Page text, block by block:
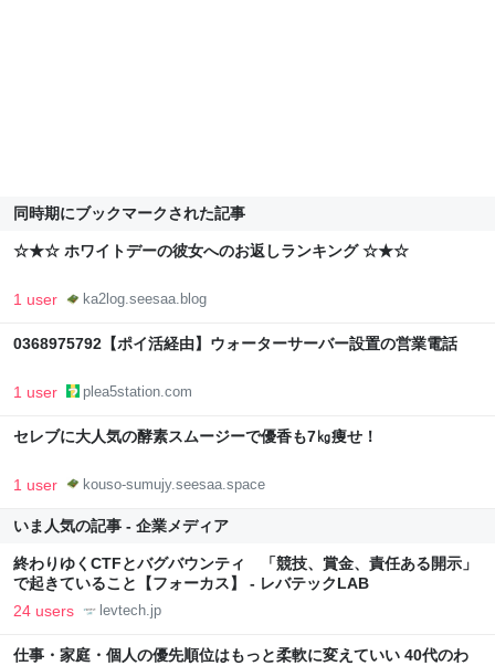
同時期にブックマークされた記事
☆★☆ ホワイトデーの彼女へのお返しランキング ☆★☆
1 user ka2log.seesaa.blog
0368975792【ポイ活経由】ウォーターサーバー設置の営業電話
1 user plea5station.com
セレブに大人気の酵素スムージーで優香も7㎏痩せ！
1 user kouso-sumujy.seesaa.space
いま人気の記事 - 企業メディア
終わりゆくCTFとバグバウンティ 「競技、賞金、責任ある開示」
で起きていること【フォーカス】 - レバテックLAB
24 users levtech.jp
仕事・家庭・個人の優先順位はもっと柔軟に変えていい 40代のわ